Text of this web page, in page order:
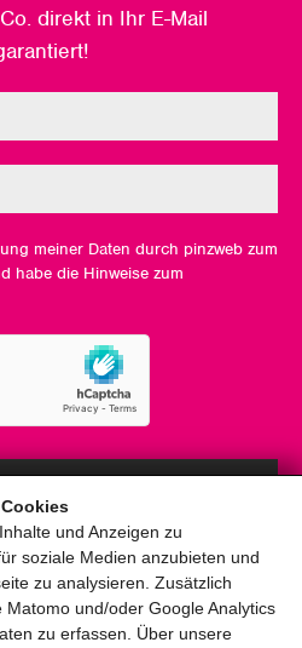
und Anzeigen zu
soziale Medien anzubieten und
zu analysieren. Zusätzlich
Matomo und/oder Google Analytics
zu erfassen. Über unsere
direkt in Ihr E-Mail
meiner Daten durch pinzweb zum
habe die Hinweise zum